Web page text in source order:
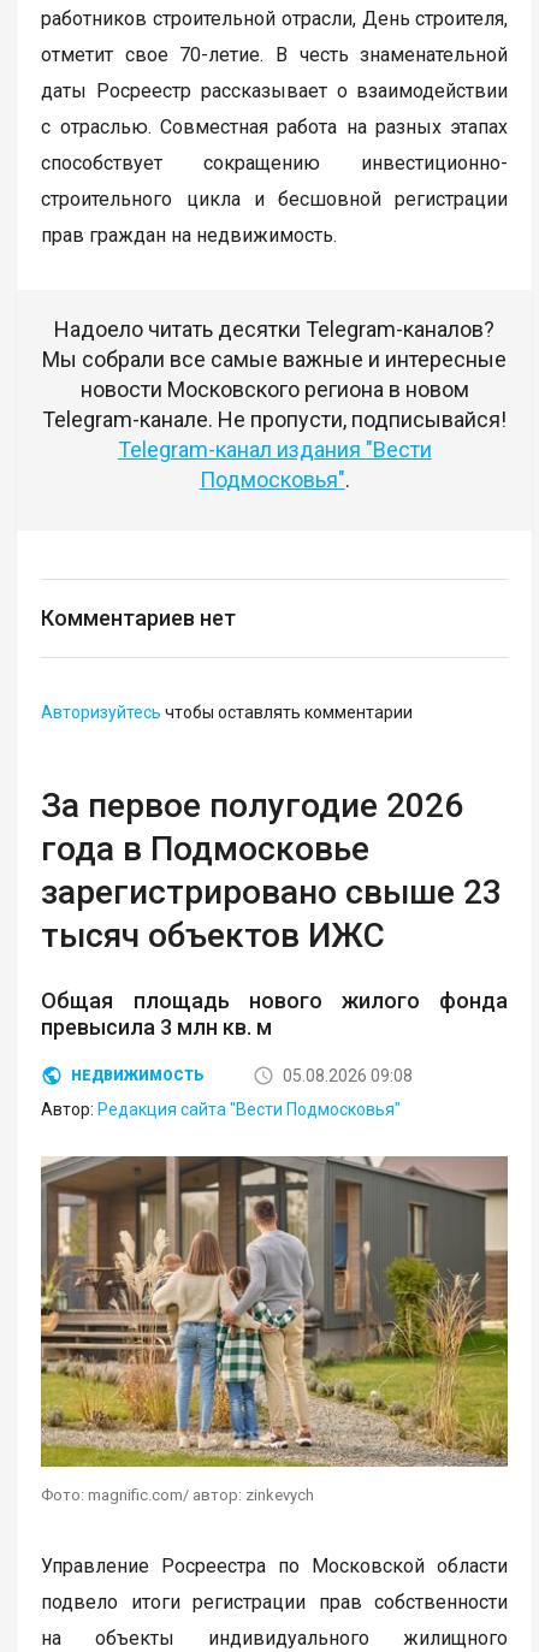
работников строительной отрасли, День строителя,
отметит свое 70-летие. В честь знаменательной
даты Росреестр рассказывает о взаимодействии
с отраслью. Совместная работа на разных этапах
способствует сокращению инвестиционно-
строительного цикла и бесшовной регистрации
прав граждан на недвижимость.
Надоело читать десятки Telegram-каналов?
Мы собрали все самые важные и интересные
новости Московского региона в новом
Telegram-канале. Не пропусти, подписывайся!
Telegram-канал издания "Вести
Подмосковья".
Комментариев нет
Авторизуйтесь чтобы оставлять комментарии
За первое полугодие 2026
года в Подмосковье
зарегистрировано свыше 23
тысяч объектов ИЖС
Общая площадь нового жилого фонда
превысила 3 млн кв. м
НЕДВИЖИМОСТЬ
05.08.2026 09:08
Автор: Редакция сайта "Вести Подмосковья"
Фото: magnific.com/ автор: zinkevych
Управление Росреестра по Московской области
подвело итоги регистрации прав собственности
на объекты индивидуального жилищного